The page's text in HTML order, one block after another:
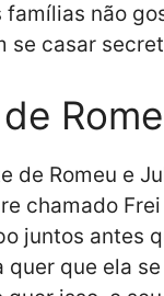
famílias não
se casar
de Romeu e
chamado
juntos antes
que ela